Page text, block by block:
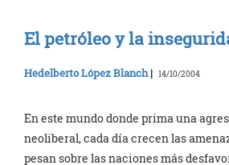
El petróleo y la
Hedelberto López Blanch| 14/10/2004
En este mundo donde prima una
neoliberal, cada día crecen las
pesan sobre las naciones más